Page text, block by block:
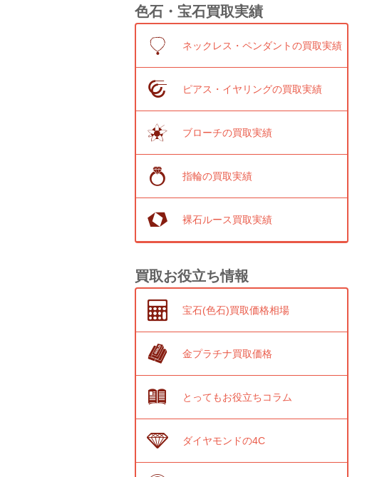
色石・宝石買取実績
ネックレス・ペンダントの買取実績
ピアス・イヤリングの買取実績
ブローチの買取実績
指輪の買取実績
裸石ルース買取実績
買取お役立ち情報
宝石(色石)買取価格相場
金プラチナ買取価格
とってもお役立ちコラム
ダイヤモンドの4C